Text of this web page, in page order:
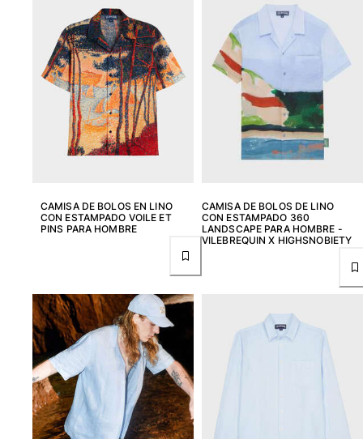
CAMISA DE BOLOS EN LINO
CON ESTAMPADO VOILE ET
PINS PARA HOMBRE
CAMISA DE BOLOS DE LINO
CON ESTAMPADO 360
LANDSCAPE PARA HOMBRE -
VILEBREQUIN X HIGHSNOBIETY